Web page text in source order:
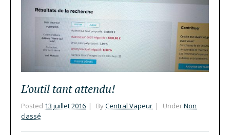
L’outil tant attendu!
Posted 13 juillet 2016 ByCentral Vapeur UnderNon
classé